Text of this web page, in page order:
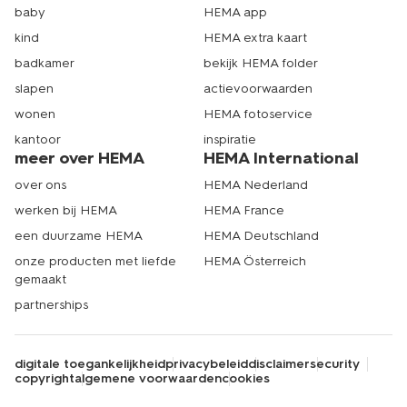
genieten. Je bestelt je fotolijsten gemakkelijk vanuit huis.
Breng je liever een bezoek aan de HEMA-winkel voor
winkels in België, zit er altijd wel eentje bij jou in de buurt.
Echt HEMA.
baby
kind
badkamer
slapen
wonen
kantoor
HEMA app
HEMA extra kaart
bekijk HEMA folder
actievoorwaarden
HEMA fotoservice
inspiratie
meer over HEMA
over ons
werken bij HEMA
een duurzame HEMA
onze producten met liefde
gemaakt
partnerships
HEMA International
HEMA Nederland
HEMA France
HEMA Deutschland
HEMA Österreich
digitale toegankelijkheidprivacybeleiddisclaimersecurity
copyrightalgemene voorwaardencookies